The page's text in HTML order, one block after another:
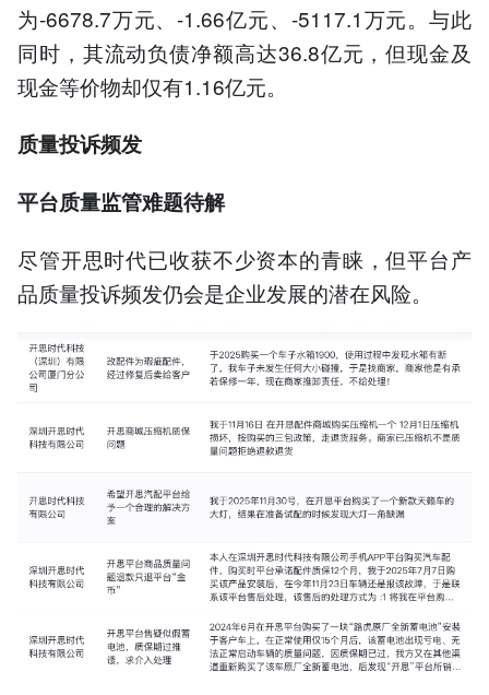
为-6678.7万元、-1.66亿元、-5117.1万元。与此
同时，其流动负债净额高达36.8亿元，但现金及
现金等价物却仅有1.16亿元。
质量投诉频发
平台质量监管难题待解
尽管开思时代已收获不少资本的青睐，但平台产
品质量投诉频发仍会是企业发展的潜在风险。